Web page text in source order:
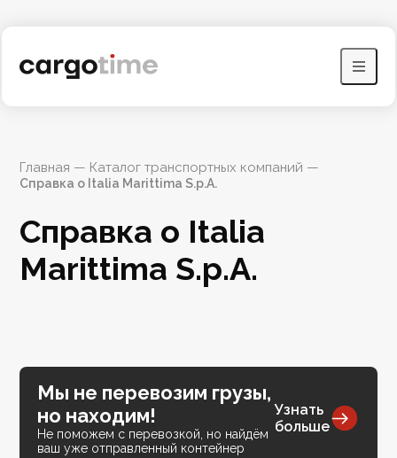
Главная — Каталог транспортных компаний —
Справка о Italia Marittima S.p.A.
Справка о Italia
Marittima S.p.A.
Мы не перевозим грузы,
но находим!
Не поможем с перевозкой, но найдём
ваш уже отправленный контейнер
Узнать
больше